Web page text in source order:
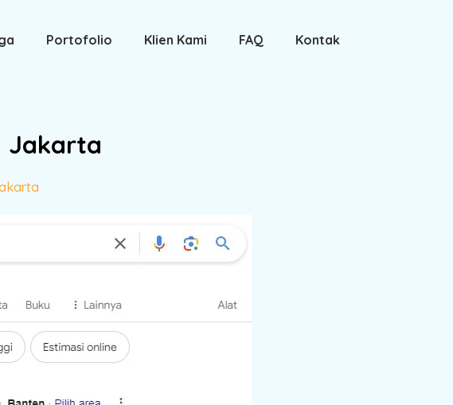
Portofolio Klien Kami FAQ Kontak
Jakarta